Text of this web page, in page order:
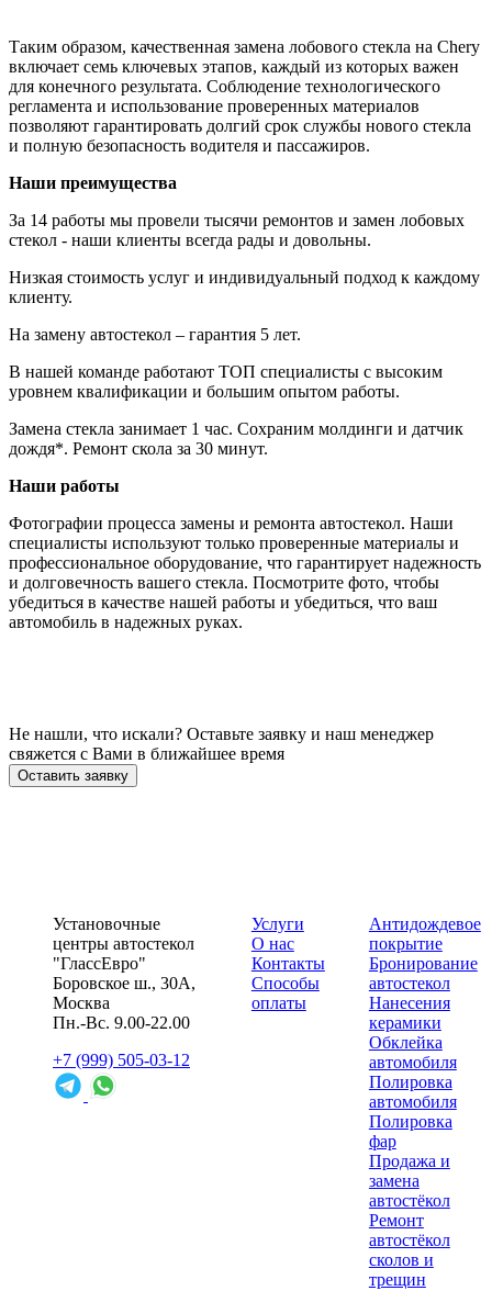
Таким образом, качественная замена лобового стекла на Chery
включает семь ключевых этапов, каждый из которых важен
для конечного результата. Соблюдение технологического
регламента и использование проверенных материалов
позволяют гарантировать долгий срок службы нового стекла
и полную безопасность водителя и пассажиров.
Наши преимущества
За 14 работы мы провели тысячи ремонтов и замен лобовых
стекол - наши клиенты всегда рады и довольны.
Низкая стоимость услуг и индивидуальный подход к каждому
клиенту.
На замену автостекол – гарантия 5 лет.
В нашей команде работают ТОП специалисты с высоким
уровнем квалификации и большим опытом работы.
Замена стекла занимает 1 час. Сохраним молдинги и датчик
дождя*. Ремонт скола за 30 минут.
Наши работы
Фотографии процесса замены и ремонта автостекол. Наши
специалисты используют только проверенные материалы и
профессиональное оборудование, что гарантирует надежность
и долговечность вашего стекла. Посмотрите фото, чтобы
убедиться в качестве нашей работы и убедиться, что ваш
автомобиль в надежных руках.
Не нашли, что искали? Оставьте заявку и наш менеджер
свяжется с Вами в ближайшее время
Оставить заявку
Установочные
центры автостекол
"ГлассЕвро"
Боровское ш., 30А,
Москва
Пн.-Вс. 9.00-22.00
+7 (999) 505-03-12
Услуги
О нас
Контакты
Способы
оплаты
Антидождевое
покрытие
Бронирование
автостекол
Нанесения
керамики
Обклейка
автомобиля
Полировка
автомобиля
Полировка
фар
Продажа и
замена
автостёкол
Ремонт
автостёкол
сколов и
трещин